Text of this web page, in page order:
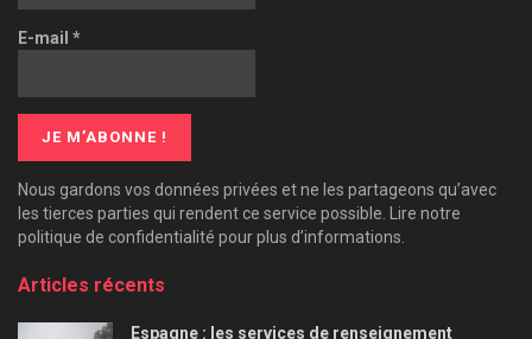
E-mail *
Nous gardons vos données privées et ne les partageons qu’avec
les tierces parties qui rendent ce service possible. Lire notre
politique de confidentialité pour plus d’informations.
Articles récents
Espagne : les services de renseignement